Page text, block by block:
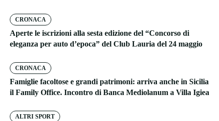
CRONACA
Aperte le iscrizioni alla sesta edizione del “Concorso di
eleganza per auto d’epoca” del Club Lauria del 24 maggio
CRONACA
Famiglie facoltose e grandi patrimoni: arriva anche in Sicilia
il Family Office. Incontro di Banca Mediolanum a Villa Igiea
ALTRI SPORT